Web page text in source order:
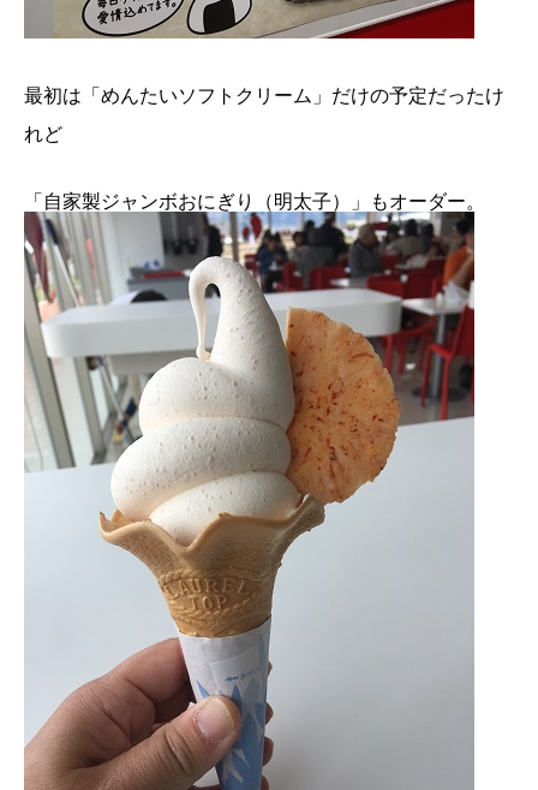
最初は「めんたいソフトクリーム」だけの予定だったけ
れど
「自家製ジャンボおにぎり（明太子）」もオーダー。